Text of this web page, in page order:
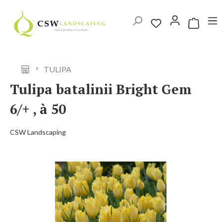
Ga naar de hoofdinhoud
TULIPA
Tulipa batalinii Bright Gem
6/+ , à 50
CSW Landscaping
Afbeeldingengalerij overslaan